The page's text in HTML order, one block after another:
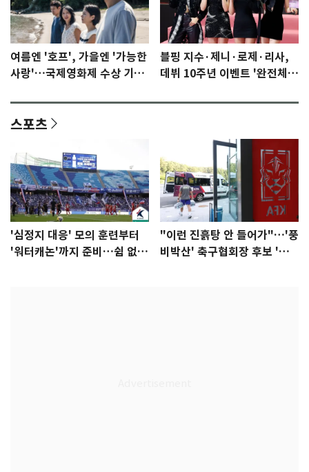
여름엔 '호프', 가을엔 '가능한
사랑'…국제영화제 수상 기대
블핑 지수·제니·로제·리사,
데뷔 10주년 이벤트 '완전체'
스포츠
'심정지 대응' 모의 훈련부터
'워터캐논'까지 준비…쉼 없는
"이런 진흙탕 안 들어가"…'풍
비박산' 축구협회장 후보 '실